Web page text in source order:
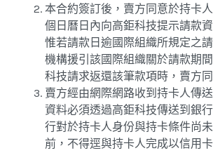
本合約簽訂後，賣方同意於持卡
個日曆日內向高鉅科技提示請款
惟若請款日逾國際組織所規定之
機構援引該國際組織關於請款期
科技請求返還該筆款項時，賣方
賣方經由網際網路收到持卡人傳
資料必須透過高鉅科技傳送到銀
行對於持卡人身份與持卡條件尚
前，不得逕與持卡人完成以信用